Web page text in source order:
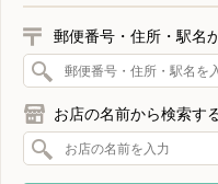
郵便番号・住所・駅名
お店の名前から検索す